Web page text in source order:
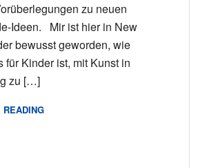
zu neuen
Ideen. Mir ist hier in New
bewusst geworden, wie
für Kinder ist, mit Kunst in
zu […]
READING